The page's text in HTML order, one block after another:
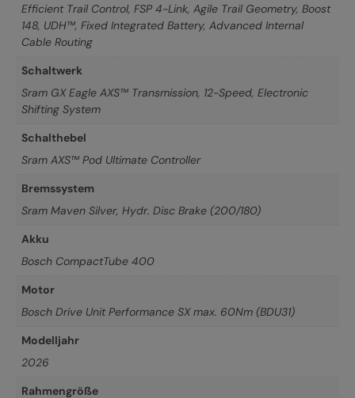
Efficient Trail Control, FSP 4-Link, Agile Trail Geometry, Boost
148, UDH™, Fixed Integrated Battery, Advanced Internal
Cable Routing
Schaltwerk
Sram GX Eagle AXS™ Transmission, 12-Speed, Electronic
Shifting System
Schalthebel
Sram AXS™ Pod Ultimate Controller
Bremssystem
Sram Maven Silver, Hydr. Disc Brake (200/180)
Akku
Bosch CompactTube 400
Motor
Bosch Drive Unit Performance SX max. 60Nm (BDU31)
Modelljahr
2026
Rahmengröße